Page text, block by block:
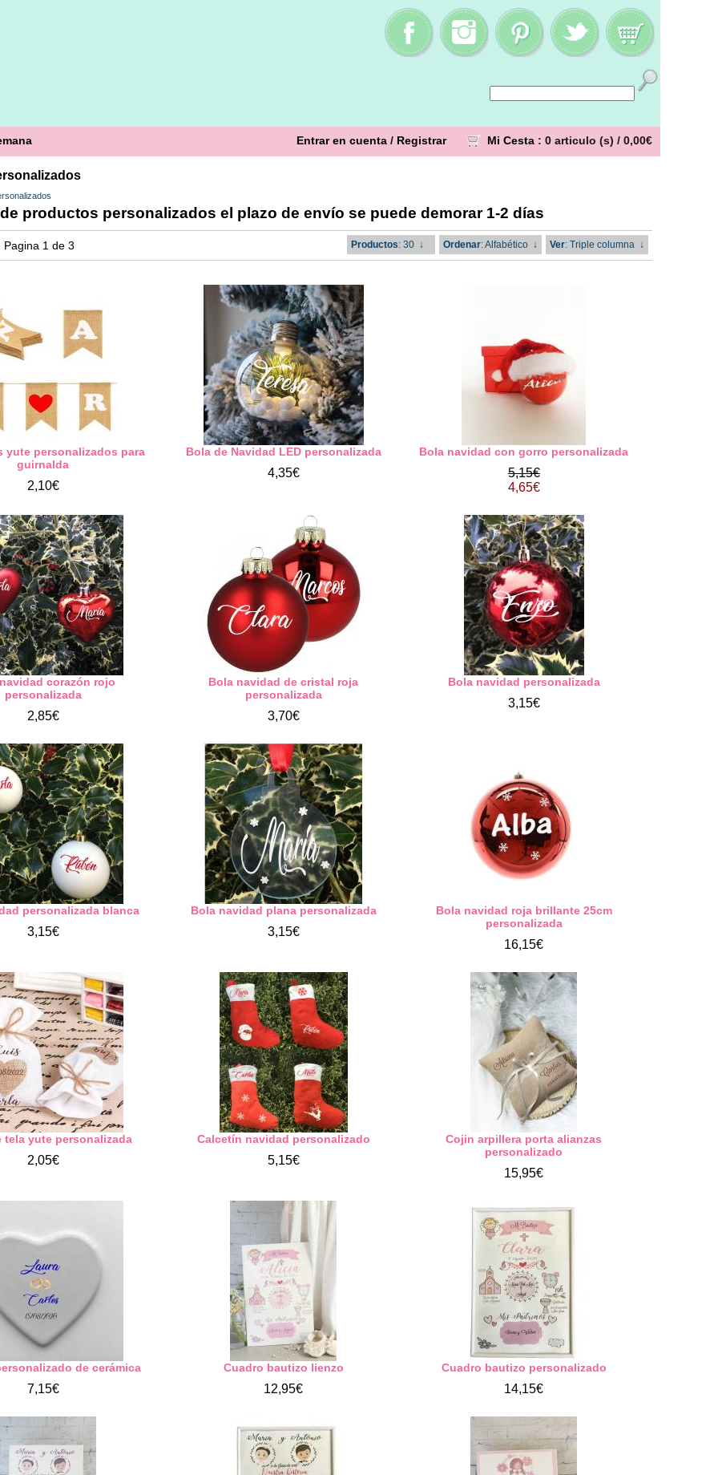
Entrar en cuenta / Registrar Mi Cesta : 0 articulo (s) / 0,00€
productos personalizados el plazo de envío se puede demorar 1-2 días
1 de 3 Productos: 30 ↓ Ordenar: Alfabético ↓ Ver: Triple columna ↓
yute personalizados para
guirnalda
2,10€
Bola de Navidad LED personalizada
4,35€
Bola navidad con gorro personalizada
5,15€
4,65€
corazón rojo
personalizada
2,85€
Bola navidad de cristal roja
personalizada
3,70€
Bola navidad personalizada
3,15€
personalizada blanca
3,15€
Bola navidad plana personalizada
3,15€
Bola navidad roja brillante 25cm
personalizada
16,15€
tela yute personalizada
2,05€
Calcetín navidad personalizado
5,15€
Cojin arpillera porta alianzas
personalizado
15,95€
de cerámica
7,15€
Cuadro bautizo lienzo
12,95€
Cuadro bautizo personalizado
14,15€